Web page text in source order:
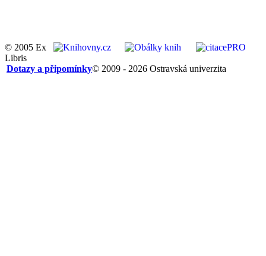
© 2005 Ex
Libris
© 2009 - 2026 Ostravská univerzita
Dotazy a připomínky